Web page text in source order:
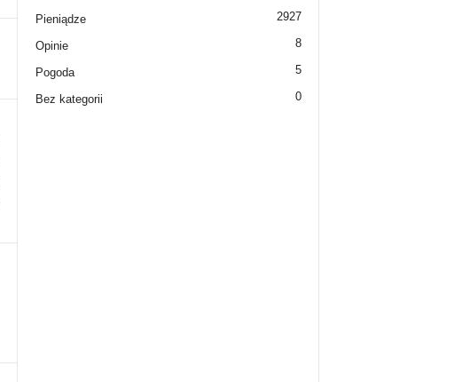
Pieniądze 2927
Opinie 8
Pogoda 5
Bez kategorii 0